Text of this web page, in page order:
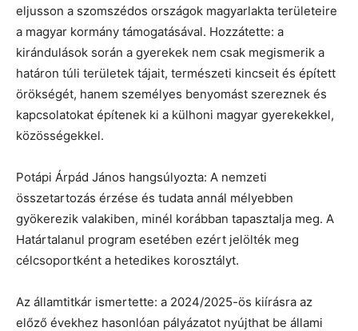
eljusson a szomszédos országok magyarlakta területeire
a magyar kormány támogatásával. Hozzátette: a
kirándulások során a gyerekek nem csak megismerik a
határon túli területek tájait, természeti kincseit és épített
örökségét, hanem személyes benyomást szereznek és
kapcsolatokat építenek ki a külhoni magyar gyerekekkel,
közösségekkel.
Potápi Árpád János hangsúlyozta: A nemzeti
összetartozás érzése és tudata annál mélyebben
gyökerezik valakiben, minél korábban tapasztalja meg. A
Határtalanul program esetében ezért jelölték meg
célcsoportként a hetedikes korosztályt.
Az államtitkár ismertette: a 2024/2025-ös kiírásra az
előző évekhez hasonlóan pályázatot nyújthat be állami